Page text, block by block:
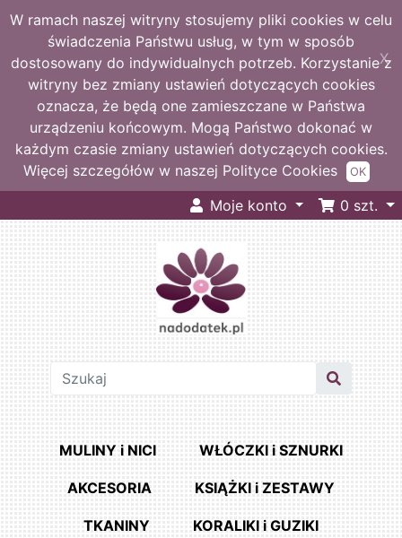
W ramach naszej witryny stosujemy pliki cookies w celu
świadczenia Państwu usług, w tym w sposób
dostosowany do indywidualnych potrzeb. Korzystanie z
witryny bez zmiany ustawień dotyczących cookies
oznacza, że będą one zamieszczane w Państwa
urządzeniu końcowym. Mogą Państwo dokonać w
każdym czasie zmiany ustawień dotyczących cookies.
Więcej szczegółów w naszej Polityce Cookies
X
OK
Moje konto 0 szt.
MULINY i NICI WŁÓCZKI i SZNURKI
AKCESORIA KSIĄŻKI i ZESTAWY
TKANINY KORALIKI i GUZIKI